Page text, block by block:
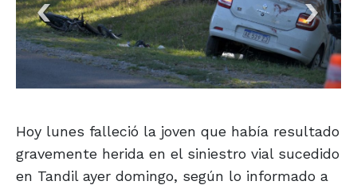
Hoy lunes falleció la joven que había resultado
gravemente herida en el siniestro vial sucedido
en Tandil ayer domingo, según lo informado a